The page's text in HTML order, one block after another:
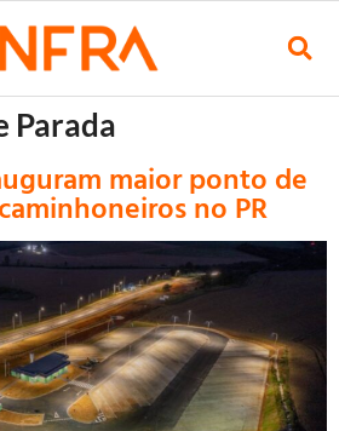
Parada
maior ponto de
no PR